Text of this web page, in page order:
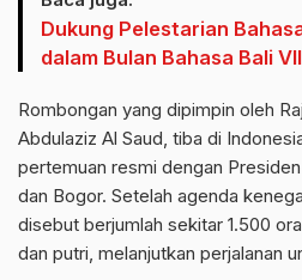
Dukung Pelestarian
dalam Bulan Bahasa Bali
Rombongan yang dipimpin oleh
Abdulaziz Al Saud, tiba di
pertemuan resmi dengan
dan Bogor. Setelah agenda
disebut berjumlah sekitar 1.500
dan putri, melanjutkan perjalanan